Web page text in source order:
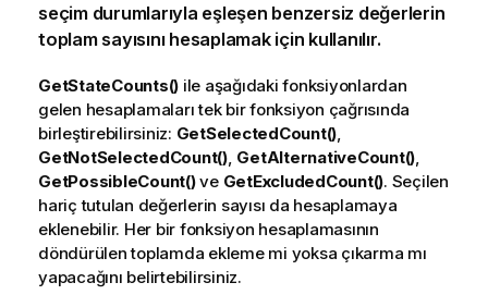
seçimdurumlarıyla eşleşen benzersiz değerlerin
toplam sayısını hesaplamak için kullanılır.
GetStateCounts() ile aşağıdaki fonksiyonlardan
gelen hesaplamaları tek bir fonksiyon çağrısında
birleştirebilirsiniz: GetSelectedCount(),
GetNotSelectedCount(), GetAlternativeCount(),
GetPossibleCount()ve GetExcludedCount(). Seçilen
hariç tutulan değerlerin sayısı da hesaplamaya
eklenebilir. Her bir fonksiyon hesaplamasının
döndürülen toplamda ekleme mi yoksa çıkarma mı
yapacağını belirtebilirsiniz.